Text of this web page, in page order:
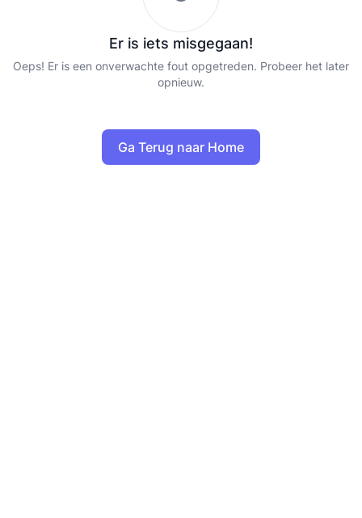
Er is iets misgegaan!
Oeps! Er is een onverwachte fout opgetreden. Probeer het later
opnieuw.
Ga Terug naar Home